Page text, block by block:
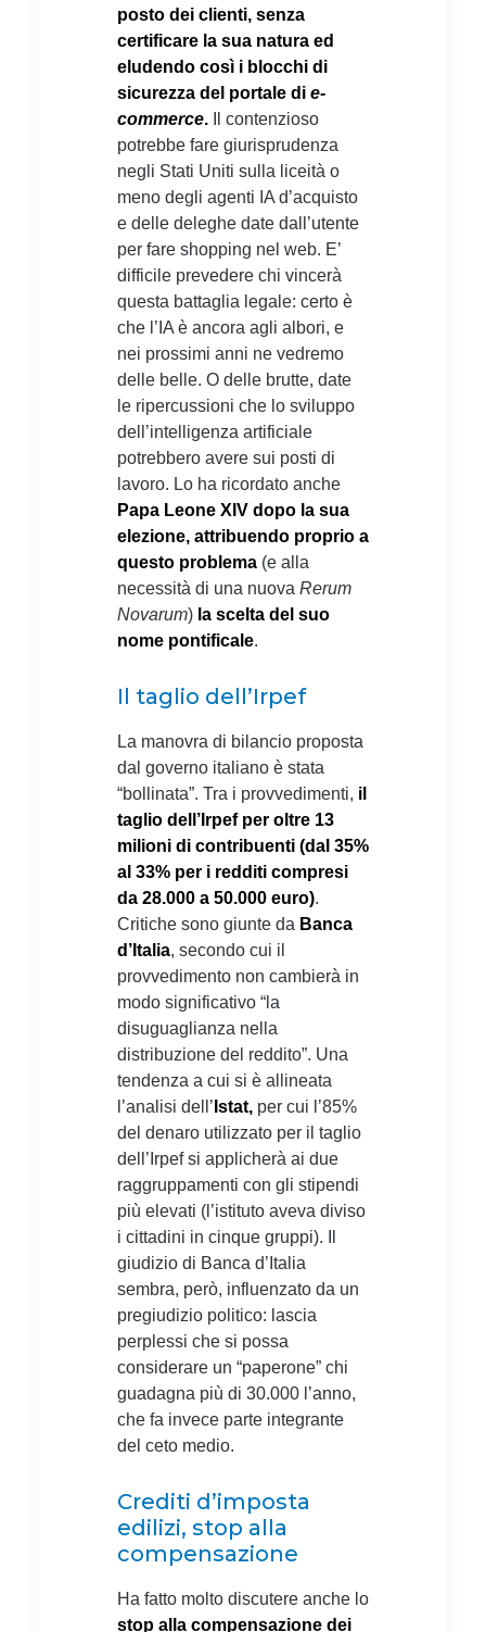
posto dei clienti, senza
certificare la sua natura ed
eludendo così i blocchi di
sicurezza del portale di e-
commerce. Il contenzioso
potrebbe fare giurisprudenza
negli Stati Uniti sulla liceità o
meno degli agenti IA d’acquisto
e delle deleghe date dall’utente
per fare shopping nel web. E’
difficile prevedere chi vincerà
questa battaglia legale: certo è
che l’IA è ancora agli albori, e
nei prossimi anni ne vedremo
delle belle. O delle brutte, date
le ripercussioni che lo sviluppo
dell’intelligenza artificiale
potrebbero avere sui posti di
lavoro. Lo ha ricordato anche
Papa Leone XIV dopo la sua
elezione, attribuendo proprio a
questo problema (e alla
necessità di una nuova Rerum
Novarum) la scelta del suo
nome pontificale.
Il taglio dell’Irpef
La manovra di bilancio proposta
dal governo italiano è stata
“bollinata”. Tra i provvedimenti, il
taglio dell’Irpef per oltre 13
milioni di contribuenti (dal 35%
al 33% per i redditi compresi
da 28.000 a 50.000 euro).
Critiche sono giunte da Banca
d’Italia, secondo cui il
provvedimento non cambierà in
modo significativo “la
disuguaglianza nella
distribuzione del reddito”. Una
tendenza a cui si è allineata
l’analisi dell’ Istat, per cui l’85%
del denaro utilizzato per il taglio
dell’Irpef si applicherà ai due
raggruppamenti con gli stipendi
più elevati (l’istituto aveva diviso
i cittadini in cinque gruppi). Il
giudizio di Banca d’Italia
sembra, però, influenzato da un
pregiudizio politico: lascia
perplessi che si possa
considerare un “paperone” chi
guadagna più di 30.000 l’anno,
che fa invece parte integrante
del ceto medio.
Crediti d’imposta
edilizi, stop alla
compensazione
Ha fatto molto discutere anche lo
stop alla compensazione dei